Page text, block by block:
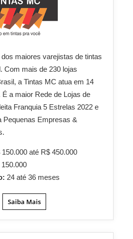
maiores varejistas de tintas
Com mais de 230 lojas
a Tintas MC atua em 14
a maior Rede de Lojas de
Franquia 5 Estrelas 2022 e
Pequenas Empresas &
150.000 até R$ 450.000
150.000
24 até 36 meses
Saiba Mais